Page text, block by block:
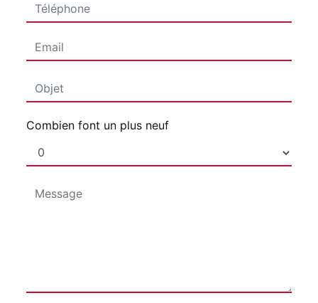
Combien font un plus neuf